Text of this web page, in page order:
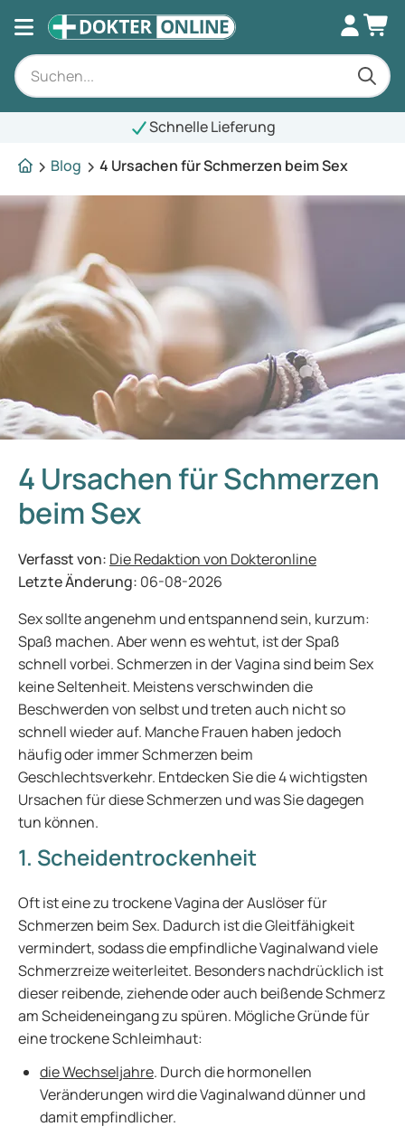
Schnelle Lieferung
Blog
4 Ursachen für Schmerzen beim Sex
4 Ursachen für Schmerzen
beim Sex
Verfasst von: Die Redaktion von Dokteronline
Letzte Änderung: 06-08-2026
Sex sollte angenehm und entspannend sein, kurzum:
Spaß machen. Aber wenn es wehtut, ist der Spaß
schnell vorbei. Schmerzen in der Vagina sind beim Sex
keine Seltenheit. Meistens verschwinden die
Beschwerden von selbst und treten auch nicht so
schnell wieder auf. Manche Frauen haben jedoch
häufig oder immer Schmerzen beim
Geschlechtsverkehr. Entdecken Sie die 4 wichtigsten
Ursachen für diese Schmerzen und was Sie dagegen
tun können.
1. Scheidentrockenheit
Oft ist eine zu trockene Vagina der Auslöser für
Schmerzen beim Sex. Dadurch ist die Gleitfähigkeit
vermindert, sodass die empfindliche Vaginalwand viele
Schmerzreize weiterleitet. Besonders nachdrücklich ist
dieser reibende, ziehende oder auch beißende Schmerz
am Scheideneingang zu spüren. Mögliche Gründe für
eine trockene Schleimhaut:
die Wechseljahre. Durch die hormonellen
Veränderungen wird die Vaginalwand dünner und
damit empfindlicher.